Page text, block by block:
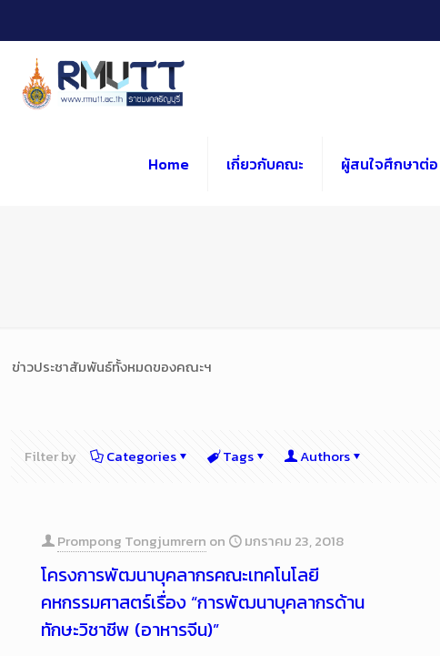
to
Content
Home เกี่ยวกับคณะ ผู้สนใจศึกษาต่อ
ข่าวประชาสัมพันธ์ทั้งหมดของคณะฯ
Filter by Categories Tags Authors
Prompong Tongjumrern on มกราคม 23, 2018
โครงการพัฒนาบุคลากรคณะเทคโนโลยี
คหกรรมศาสตร์เรื่อง “การพัฒนาบุคลากรด้าน
ทักษะวิชาชีพ (อาหารจีน)”